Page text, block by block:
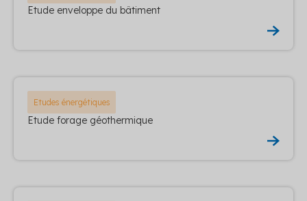
Etude enveloppe du bâtiment
Etudes énergétiques
Etude forage géothermique